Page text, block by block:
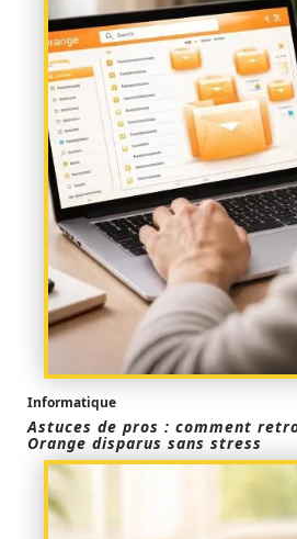
Informatique
Astuces de pros : comment
Orange disparus sans stress